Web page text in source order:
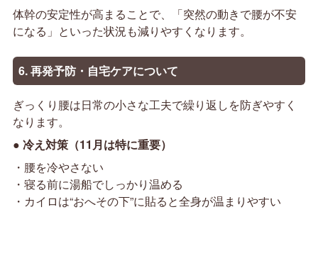
体幹の安定性が高まることで、「突然の動きで腰が不安
になる」といった状況も減りやすくなります。
6. 再発予防・自宅ケアについて
ぎっくり腰は日常の小さな工夫で繰り返しを防ぎやすく
なります。
● 冷え対策（11月は特に重要）
・腰を冷やさない
・寝る前に湯船でしっかり温める
・カイロは“おへその下”に貼ると全身が温まりやすい